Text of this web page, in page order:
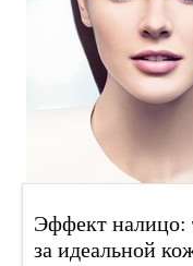
Эффект налицо:
за идеальной